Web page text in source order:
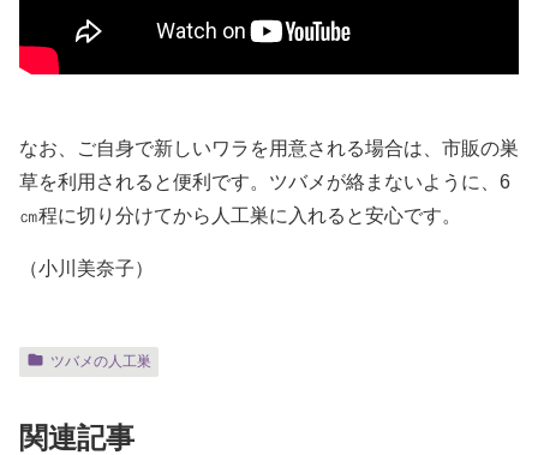
なお、ご自身で新しいワラを用意される場合は、市販の巣
草を利用されると便利です。ツバメが絡まないように、6
㎝程に切り分けてから人工巣に入れると安心です。
（小川美奈子）
ツバメの人工巣
関連記事